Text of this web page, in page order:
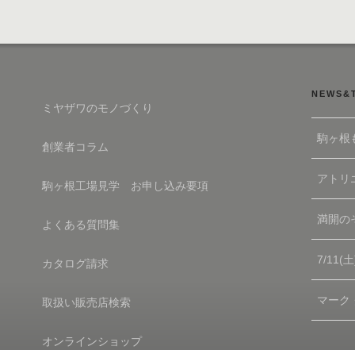
ミヤザワのモノづくり
創業者コラム
駒ヶ根工場見学 お申し込み要項
よくある質問集
カタログ請求
取扱い販売店検索
オンラインショップ
駒ヶ根
アトリ
満開の
7/11(
マーク